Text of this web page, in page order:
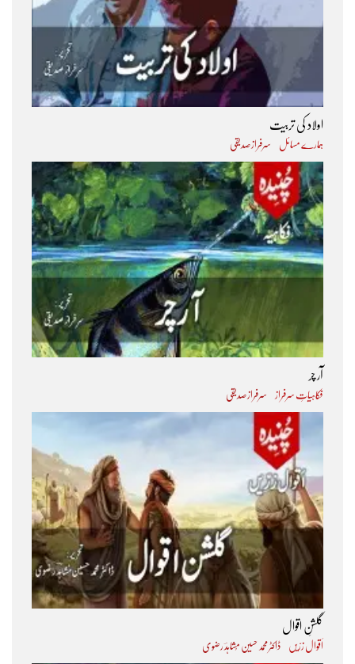
اولاد کی تربیت
ہمارے مسائل سرفراز صدیقی
آر چر
فکاہیاتِ سرفراز سرفراز صدیقی
گلشنِ اقوال
اَقوال زرّیں ڈاکٹر محمد حسین مُشاہدؔ رضوی